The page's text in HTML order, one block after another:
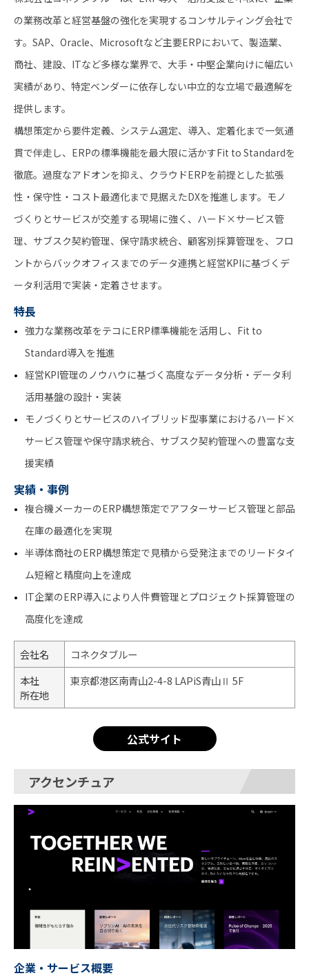
の業務改革と経営基盤の強化を実現するコンサルティング会社で
す。SAP、Oracle、Microsoftなど主要ERPにおいて、製造業、
商社、建設、ITなど多様な業界で、大手・中堅企業向けに幅広い
実績があり、特定ベンダーに依存しない中立的な立場で最適解を
提供します。
構想策定から要件定義、システム選定、導入、定着化まで一気通
貫で伴走し、ERPの標準機能を最大限に活かすFit to Standardを
徹底。過度なアドオンを抑え、クラウドERPを前提とした拡張
性・保守性・コスト最適化まで見据えたDXを推進します。モノ
づくりとサービスが交差する現場に強く、ハード×サービス管
理、サブスク契約管理、保守請求統合、顧客別採算管理を、フロ
ントからバックオフィスまでのデータ連携と経営KPIに基づくデ
ータ利活用で実装・定着させます。
特長
強力な業務改革をテコにERP標準機能を活用し、Fit to
Standard導入を推進
経営KPI管理のノウハウに基づく高度なデータ分析・データ利
活用基盤の設計・実装
モノづくりとサービスのハイブリッド型事業におけるハード×
サービス管理や保守請求統合、サブスク契約管理への豊富な支
援実績
実績・事例
複合機メーカーのERP構想策定でアフターサービス管理と部品
在庫の最適化を実現
半導体商社のERP構想策定で見積から受発注までのリードタイ
ム短縮と精度向上を達成
IT企業のERP導入により人件費管理とプロジェクト採算管理の
高度化を達成
会社名
コネクタブルー
本社
所在地
東京都港区南青山2-4-8 LAPiS青山Ⅱ 5F
公式サイト
アクセンチュア
企業・サービス概要